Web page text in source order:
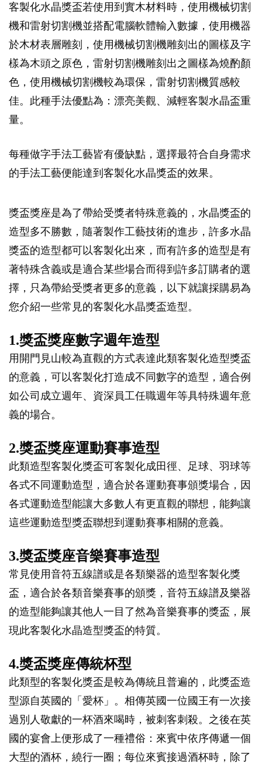
客製化水晶獎盃若使用到實木材料時，使用機械切割
機和雷射切割機並搭配電腦軟體輸入數據，使用機器
於木材表層雕刻，使用機械切割機雕刻出的圖樣及字
樣為木頭之原色，雷射切割機雕刻出之圖樣為燒酌顏
色，使用機械切割機較為環保，雷射切割機質感較
佳。此種手法優點為：漂亮美觀、減輕客製水晶盃重
量。
每種做字手法工藝皆有優缺點，選擇最符合自身需求
的手法工藝便能達到客製化水晶獎盃的效果。
獎盃獎座是為了帶給受獎者特殊意義的，水晶獎盃的
造型多不勝數，隨著製作工藝技術的進步，許多水晶
獎盃的造型都可以客製化出來，而有許多的造型是有
著特殊含義或是適合某些場合而得到許多訂購者的選
擇，只為帶給受獎者更多的意義，以下就讓採購易為
您介紹一些常見的客製化水晶獎盃造型。
1.獎盃獎座數字週年造型
用開門見山較為直觀的方式表達此類客製化造型獎盃
的意義，可以客製化打造成不同數字的造型，適合例
如公司成立週年、資深員工任職週年等具特殊週年意
義的場合。
2.獎盃獎座運動賽事造型
此類造型客製化獎盃可客製化成田徑、足球、羽球等
各式不同運動造型，適合於各運動賽事頒獎場合，因
各式運動造型能讓大多數人有更直觀的聯想，能夠讓
這些運動造型獎盃聯想到運動賽事相關的意義。
3.獎盃獎座音樂賽事造型
常見使用音符五線譜或是各類樂器的造型客製化獎
盃，適合於各類音樂賽事的頒獎，音符五線譜及樂器
的造型能夠讓其他人一目了然為音樂賽事的獎盃，展
現此客製化水晶造型獎盃的特質。
4.獎盃獎座傳統杯型
此類型的客製化獎盃是較為傳統且普遍的，此獎盃造
型源自英國的「愛杯」。相傳英國一位國王有一次接
過別人敬獻的一杯酒來喝時，被刺客刺殺。之後在英
國的宴會上便形成了一種禮俗：來賓中依序傳遞一個
大型的酒杯，繞行一圈；每位來賓接過酒杯時，除了